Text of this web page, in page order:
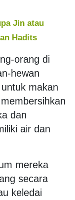
Jin atau
Hadits
orang di
hewan
makan
dan
air dan
mereka
secara
keledai